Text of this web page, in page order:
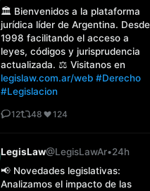
🏛️ Bienvenidos a la plataforma
jurídica líder de Argentina. Desde
1998 facilitando el acceso a
leyes, códigos y jurisprudencia
actualizada. ⚖️ Visitanos en
legislaw.com.ar/web #Derecho
#Legislacion
12 48 124
LegisLaw@LegisLawAr•24h
📢 Novedades legislativas:
Analizamos el impacto de las